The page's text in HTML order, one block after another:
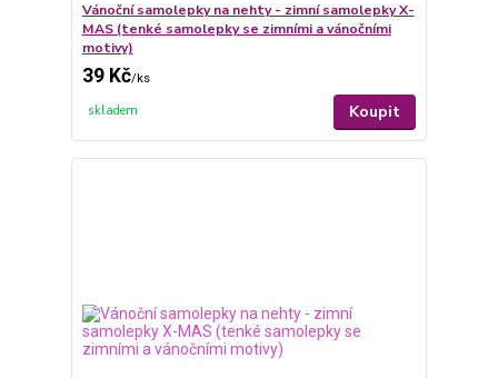
Vánoční samolepky na nehty - zimní samolepky X-
MAS (tenké samolepky se zimními a vánočními
motivy)
39 Kč/ks
skladem Koupit